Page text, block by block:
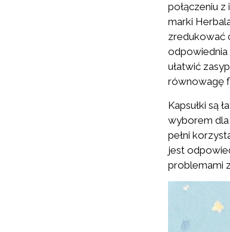
połączeniu
marki
zredukować
odpowiednia
ułatwić
równowagę
Kapsułki są
wyborem
pełni
jest
problemami